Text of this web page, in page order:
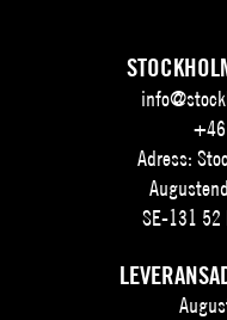
Adress:
SE-131 52